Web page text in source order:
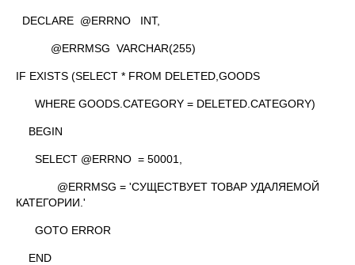
DECLARE @ERRNO INT,
@ERRMSG VARCHAR(255)
IF EXISTS (SELECT * FROM DELETED,GOODS
WHERE GOODS.CATEGORY = DELETED.CATEGORY)
BEGIN
SELECT @ERRNO = 50001,
@ERRMSG = 'СУЩЕСТВУЕТ ТОВАР УДАЛЯЕМОЙ
КАТЕГОРИИ.'
GOTO ERROR
END